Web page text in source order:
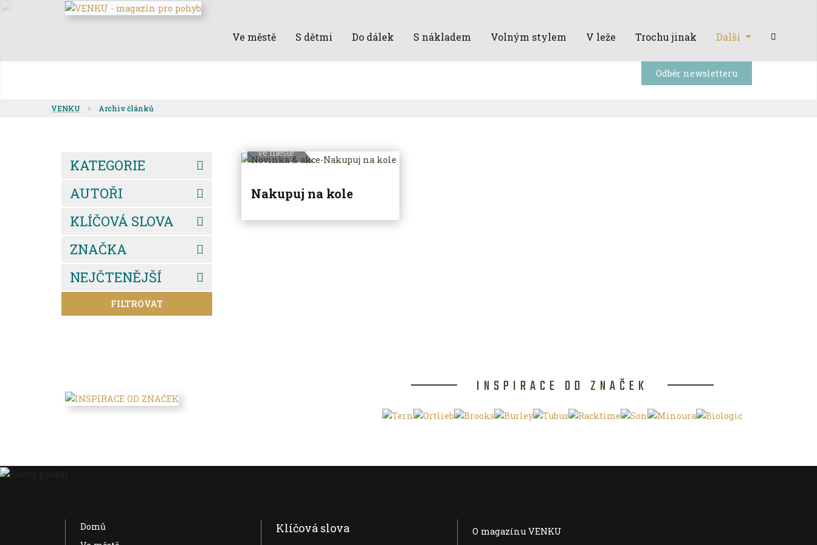
Ve městě S dětmi Do dálek S nákladem Volným stylem V leže Trochu jinak Další
Odběr newsletteru
VENKU Archiv článků
KATEGORIE
AUTOŘI
KLÍČOVÁ SLOVA
ZNAČKA
NEJČTENĚJŠÍ
FILTROVAT
Ve městě
Nakupuj na kole
INSPIRACE OD ZNAČEK
Domů
Klíčová slova
O magazínu VENKU